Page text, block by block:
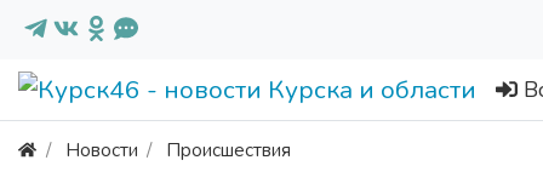
Новости Происшествия